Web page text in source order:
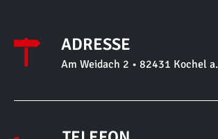
ADRESSE
Am Weidach 2 • 82431 Kochel